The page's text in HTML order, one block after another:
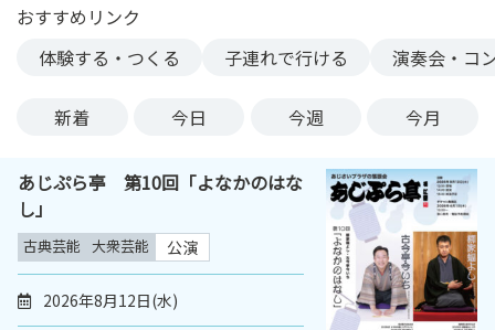
おすすめリンク
体験する・つくる
子連れで行ける 演奏会・コ
新着 今日 今週 今月
あじぷら亭 第10回「よなかのはな
し」
古典芸能 大衆芸能 公演
2026年8月12日(水)